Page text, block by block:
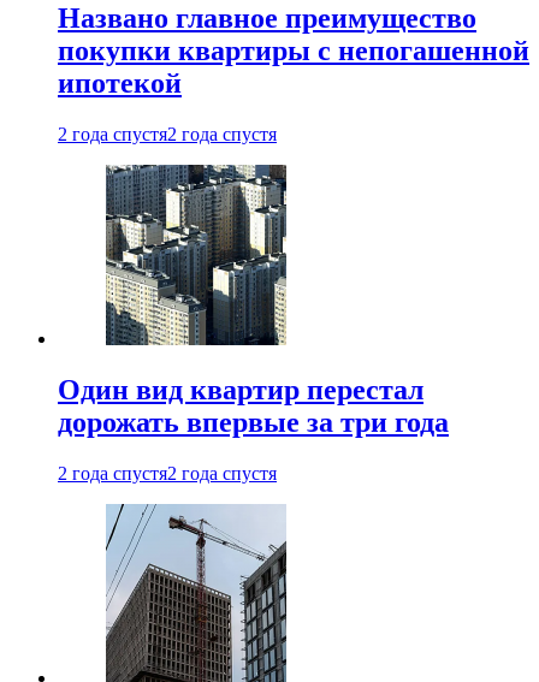
Названо главное преимущество
покупки квартиры с непогашенной
ипотекой
2 года спустя2 года спустя
Один вид квартир перестал
дорожать впервые за три года
2 года спустя2 года спустя